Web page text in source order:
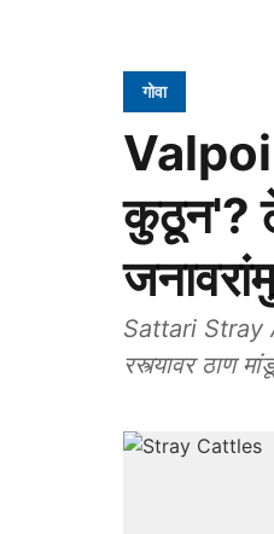
गोवा
Valpoi
कुठून'?
Sattari Stray
रस्त्यावर ठाण